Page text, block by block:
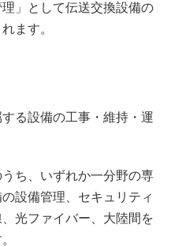
」として伝送交換設備の
ます。
る設備の工事・維持・運
ち、いずれか一分野の専
設備管理、セキュリティ
光ファイバー、大陸間を